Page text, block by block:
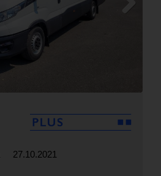
27.10.2021